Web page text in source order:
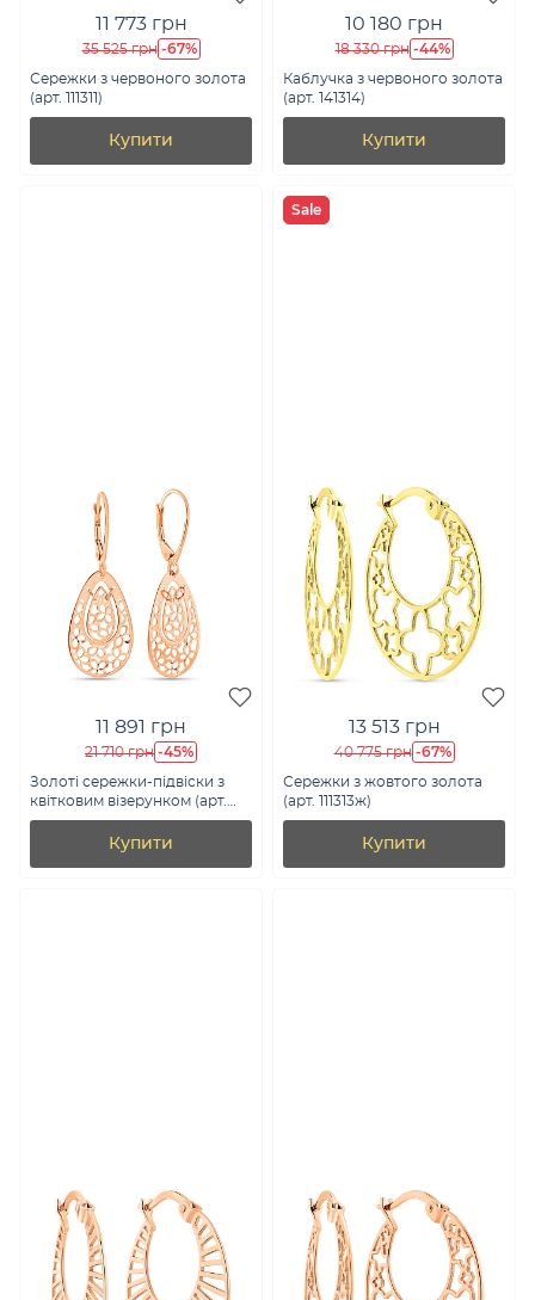
11 773 грн
35 525 грн -67%
Сережки з червоного золота
(арт. 111311)
Купити
10 180 грн
18 330 грн -44%
Каблучка з червоного золота
(арт. 141314)
Купити
11 891 грн
21 710 грн -45%
Золоті сережки-підвіски з
квітковим візерунком (арт.
109213)
Купити
Sale
13 513 грн
40 775 грн -67%
Сережки з жовтого золота
(арт. 111313ж)
Купити